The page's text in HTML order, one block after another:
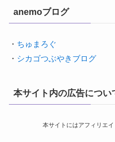
anemoブログ
・ ちゅまろぐ
・ シカゴつぶやきブログ
本サイト内の広告につい
本サイトにはアフィリエ